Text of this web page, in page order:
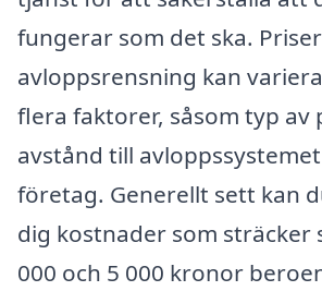
fungerar som det ska.
avloppsrensning kan
flera faktorer, såsom typ av
avstånd till
företag. Generellt sett kan
dig kostnader som sträcker
000 och 5 000 kronor